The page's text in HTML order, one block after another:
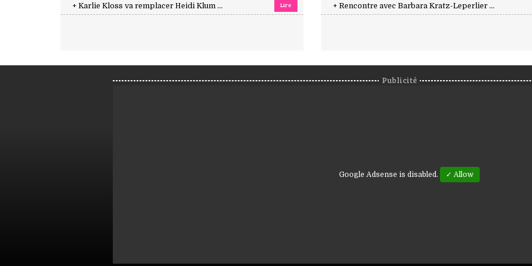
+ Karlie Kloss va remplacer Heidi Klum ... Lire + Rencontre avec Barbara Kratz-Leperlier ...
Publicité
Google Adsense is disabled. ✓ Allow